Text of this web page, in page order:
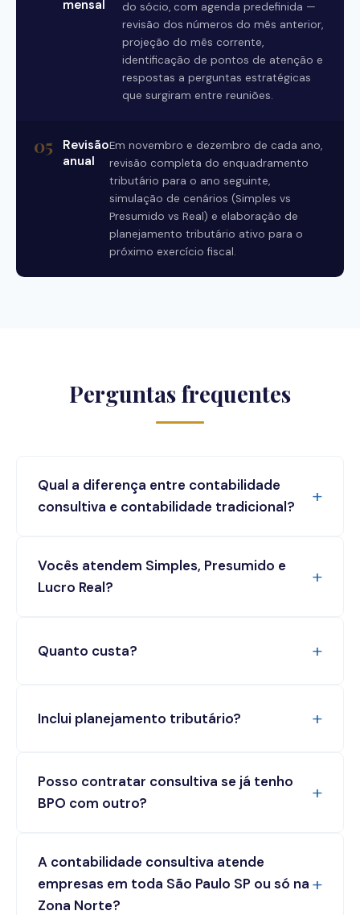
mensal
do sócio, com agenda predefinida —
revisão dos números do mês anterior,
projeção do mês corrente,
identificação de pontos de atenção e
respostas a perguntas estratégicas
que surgiram entre reuniões.
05
Revisão
anual
Em novembro e dezembro de cada ano,
revisão completa do enquadramento
tributário para o ano seguinte,
simulação de cenários (Simples vs
Presumido vs Real) e elaboração de
planejamento tributário ativo para o
próximo exercício fiscal.
Perguntas frequentes
Qual a diferença entre contabilidade
consultiva e contabilidade tradicional?
Vocês atendem Simples, Presumido e
Lucro Real?
Quanto custa?
Inclui planejamento tributário?
Posso contratar consultiva se já tenho
BPO com outro?
A contabilidade consultiva atende
empresas em toda São Paulo SP ou só na
Zona Norte?